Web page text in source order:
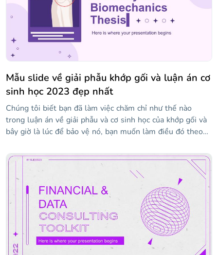
Mẫu slide về giải phẫu khớp gối và luận án cơ
sinh học 2023 đẹp nhất
Chúng tôi biết bạn đã làm việc chăm chỉ như thế nào
trong luận án về giải phẫu và cơ sinh học của khớp gối và
bây giờ là lúc để bảo vệ nó, bạn muốn làm điều đó theo
học tập này với điểm số tốt nhất có thể. Đây là những gì
bạn đang tìm kiếm! Chúng tôi đã thiết kế một bài thuyết
trình với cấu trúc phù hợp để bạn trình bày những điểm
phù hợp nhất trong luận án của mình và giải thích công
việc của bạn một cách chuyên nghiệp và rõ ràng. Bởi vì
chúng tôi muốn làm cho cuộc sống của bạn dễ dàng hơn,
bạn chỉ cần lấp đầy các slide với nội dung của mình và bạn
sẽ sẵn sàng để thành công.